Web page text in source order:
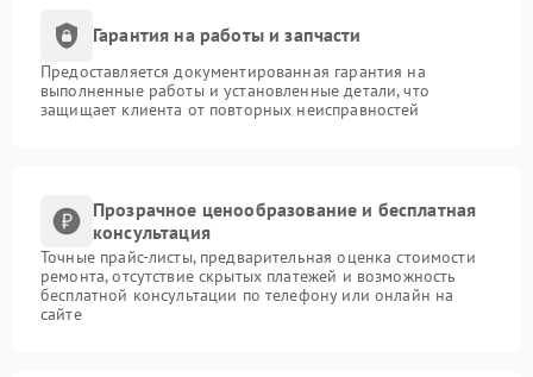
Гарантия на работы и запчасти
Предоставляется документированная гарантия на
выполненные работы и установленные детали, что
защищает клиента от повторных неисправностей
Прозрачное ценообразование и бесплатная
консультация
Точные прайс-листы, предварительная оценка стоимости
ремонта, отсутствие скрытых платежей и возможность
бесплатной консультации по телефону или онлайн на
сайте